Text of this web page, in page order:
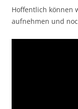
Hoffentlich können
aufnehmen und